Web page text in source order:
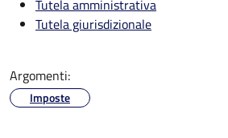
Tutela amministrativa
Tutela giurisdizionale
Argomenti:
Imposte